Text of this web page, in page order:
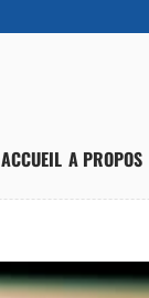
ACCUEIL A PROPOS